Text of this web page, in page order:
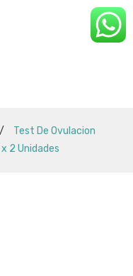
/
Test De Ovulacion
x 2 Unidades